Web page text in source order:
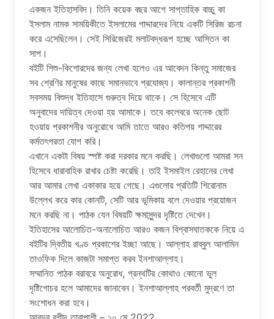
একজন ইতিহাসবিদ। তিনি কয়েক বছর আগে সাপ্তাহিক বাচ্চু কা
ইসলাম নামক সাময়িকীতে ইসলামের গাদ্দারদের নিয়ে একটি সিরিজ রচনা
করে এসেছিলেন। সেই সিরিজেরই মলাটবদ্ধরূপ হচ্ছে আস্তিন কা
সাপ।
বইটি শিশু-কিশোরদের জন্য লেখা হলেও এর আবেদন কিন্তু সমাজের
সব শ্রেণির মানুষের কাছে সমানভাবে প্রযোজ্য। কালান্তর প্রকাশনী
সবসময় বিশুদ্ধ ইতিহাসে গুরুত্ব দিয়ে থাকে। সে হিসেবে এটি
অনুবাদের দায়িত্ব দেওয়া হয় আমাকে। তবে কলেবরে অনেক ছোট
হওয়ায় প্রকাশনীর অনুরোধে আমি তাতে আরও কতিপয় গাদ্দারের
কর্মতৎপরতা যোগ করি।
এখানে একটা বিষয় স্পষ্ট করা দরকার মনে করছি। লেখাগুলো আমরা সন
হিসেবে ধারাবাহিক রাখার চেষ্টা করেছি। তাই ইসমাইল রেহানের লেখা
আর আমার লেখা একাকার হয়ে গেছে। এগুলোর প্রতিটি শিরোনাম
উল্লেখ করে কার কোনটি, সেটি আর ভূমিকায় বলে দেওয়ার প্রয়োজন
মনে করছি না। পাঠক যেন বিষয়টি ক্ষমাসুন্দর দৃষ্টিতে দেখেন।
ইতিহাসের আলোচিত-অনালোচিত আরও কজন বিশ্বাসঘাতককে নিয়ে এ
বইটির দ্বিতীয় খণ্ড প্রকাশের ইচ্ছা আছে। আল্লাহ রাব্বুল আলামিন
তাওফিক দিলে কাজটা সমাপ্ত করব ইনশাআল্লাহ।
সম্মানিত পাঠক বরাবরে অনুরোধ, গ্রন্থটির কোথাও কোনো ভুল
দৃষ্টিগোচর হলে আমাদের জানাবেন। ইনশাআল্লাহ পরবর্তী মুদ্রণে তা
সংশোধন করা হবে।